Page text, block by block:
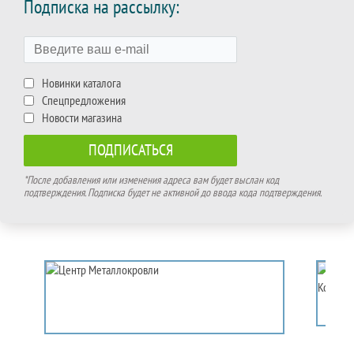
Подписка на рассылку:
Новинки каталога
Спецпредложения
Новости магазина
*После добавления или изменения адреса вам будет выслан код
подтверждения. Подписка будет не активной до ввода кода подтверждения.